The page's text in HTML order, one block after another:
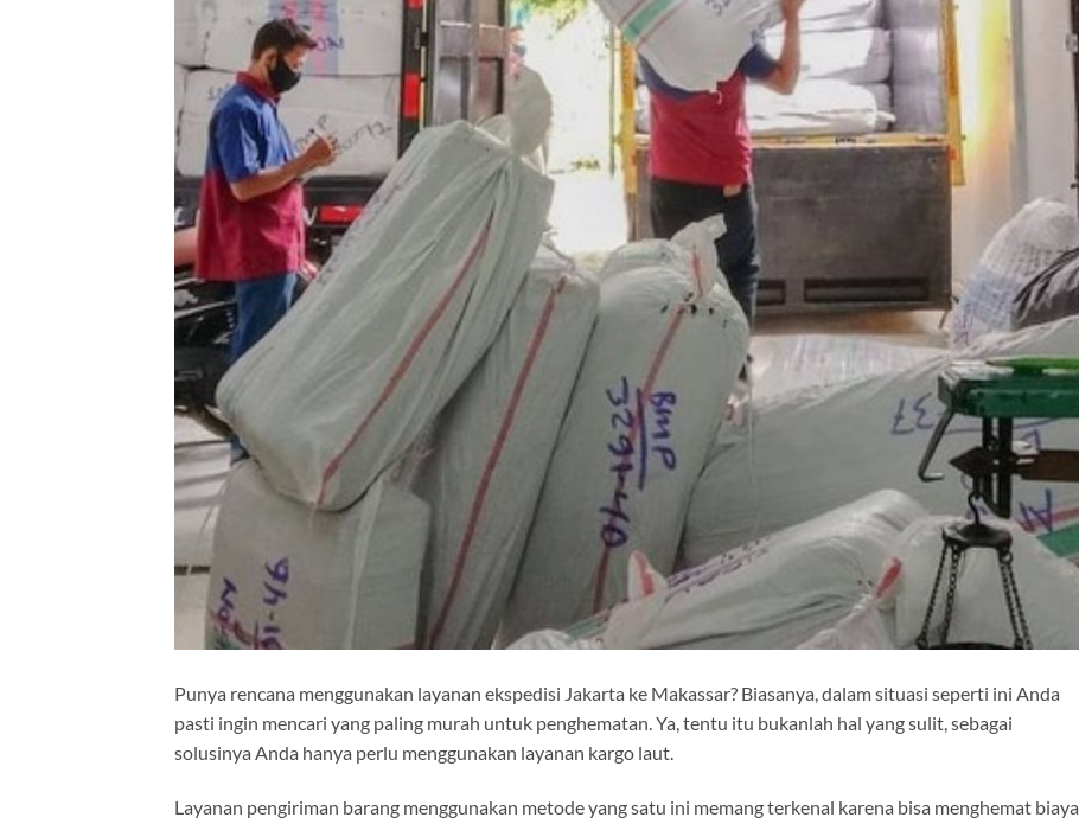
Punya rencana menggunakan layanan ekspedisi Jakarta ke Makassar? Biasanya, dalam situasi seperti ini Anda
pasti ingin mencari yang paling murah untuk penghematan. Ya, tentu itu bukanlah hal yang sulit, sebagai
solusinya Anda hanya perlu menggunakan layanan kargo laut.
Layanan pengiriman barang menggunakan metode yang satu ini memang terkenal karena bisa menghemat biaya